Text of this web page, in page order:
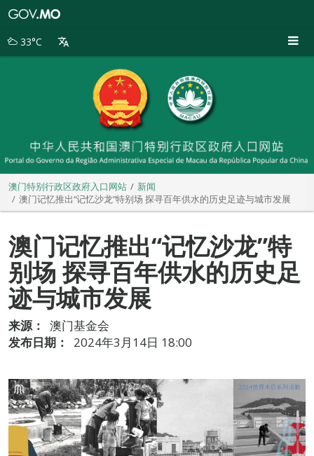
别
33°C
澳门特别行政区政府入口网站
新闻
澳门记忆推出“记忆沙龙”特别场 探寻百年供水的历史足迹与城市发展
澳门记忆推出“记忆沙龙”特
别场 探寻百年供水的历史足
迹与城市发展
来源：
澳门基金会
发布日期：
2024年3月14日 18:00